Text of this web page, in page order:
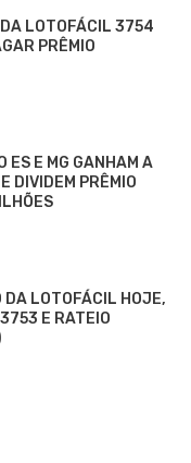
DA LOTOFÁCIL 3754
PRÊMIO
ES E MG GANHAM A
DIVIDEM PRÊMIO
DA LOTOFÁCIL HOJE,
E RATEIO